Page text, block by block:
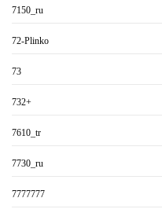
7150_ru
72-Plinko
73
732+
7610_tr
7730_ru
7777777